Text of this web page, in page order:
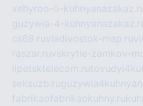
xehyroo-5-
guzywia-4-
cs68.ruvladivostok-map.ru
raszar.ruvskrytie-zamkov-
lipetsktelecom.ru
seksuzb.ru
fabrikaofabrikaokuhny.ru